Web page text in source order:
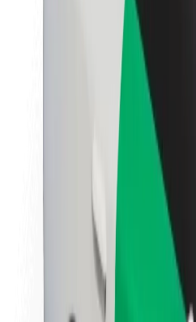
Fenntarthatóság a Boltnál
Project Zero
Sajtószoba
Befektetői kapcsolatok
Vezetőség
Márka
Urban Fund